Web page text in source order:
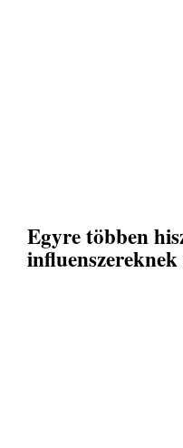
Egyre többen